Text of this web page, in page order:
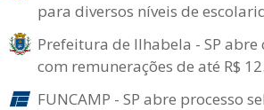
para diversos níveis de
Prefeitura de Ilhabela - SP
com remunerações de até R$
FUNCAMP - SP abre processo